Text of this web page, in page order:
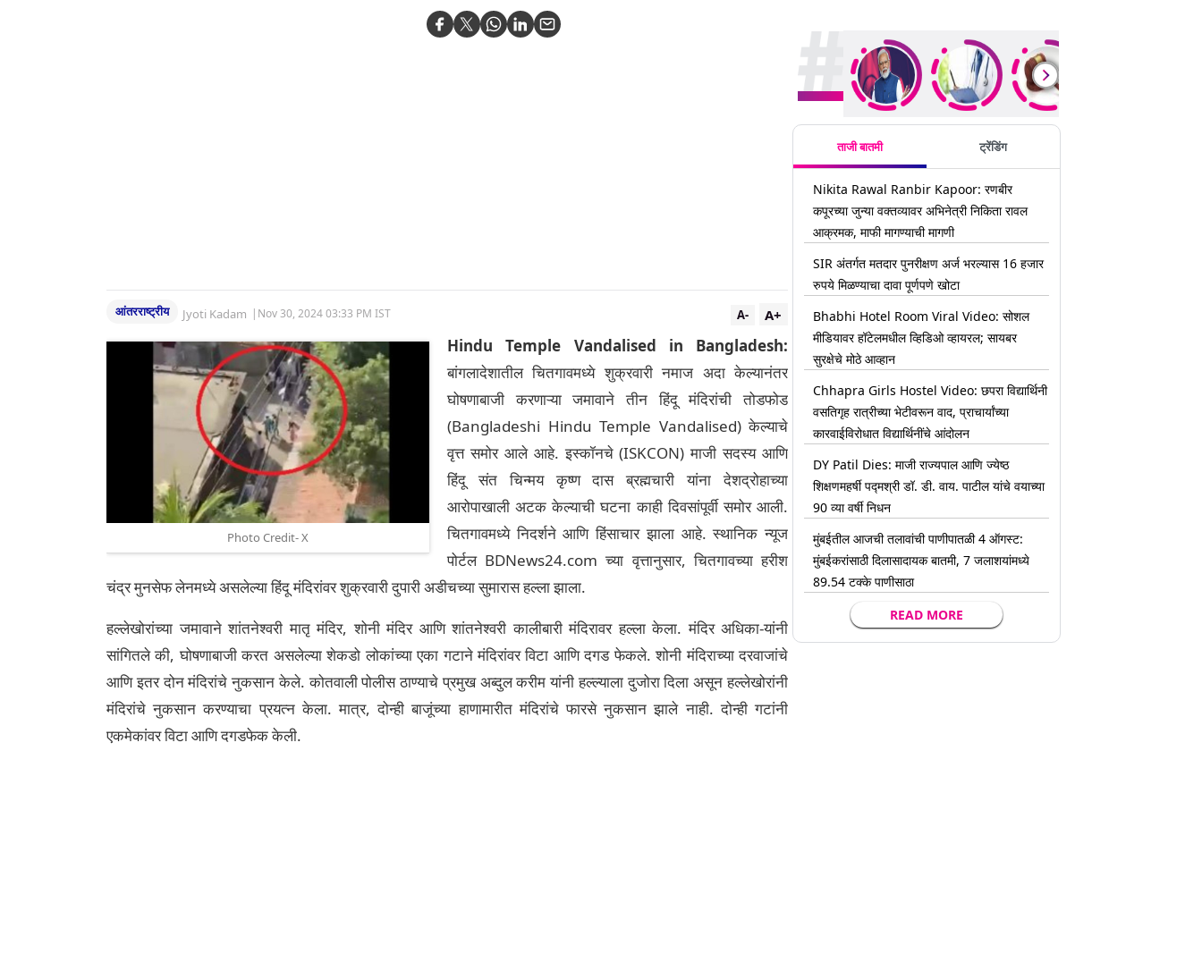
आंतरराष्ट्रीय Jyoti Kadam | Nov 30, 2024 03:33 PM IST A+
A-
Photo Credit- X
Hindu Temple Vandalised in Bangladesh:
बांगलादेशातील चितगावमध्ये शुक्रवारी नमाज अदा केल्यानंतर
घोषणाबाजी करणाऱ्या जमावाने तीन हिंदू मंदिरांची तोडफोड
(Bangladeshi Hindu Temple Vandalised) केल्याचे
वृत्त समोर आले आहे. इस्कॉनचे (ISKCON) माजी सदस्य आणि
हिंदू संत चिन्मय कृष्ण दास ब्रह्मचारी यांना देशद्रोहाच्या
आरोपाखाली अटक केल्याची घटना काही दिवसांपूर्वी समोर आली.
चितगावमध्ये निदर्शने आणि हिंसाचार झाला आहे. स्थानिक न्यूज
पोर्टल BDNews24.com च्या वृत्तानुसार, चितगावच्या हरीश
चंद्र मुनसेफ लेनमध्ये असलेल्या हिंदू मंदिरांवर शुक्रवारी दुपारी अडीचच्या सुमारास हल्ला झाला.
हल्लेखोरांच्या जमावाने शांतनेश्वरी मातृ मंदिर, शोनी मंदिर आणि शांतनेश्वरी कालीबारी मंदिरावर हल्ला केला. मंदिर अधिका-यांनी
सांगितले की, घोषणाबाजी करत असलेल्या शेकडो लोकांच्या एका गटाने मंदिरांवर विटा आणि दगड फेकले. शोनी मंदिराच्या दरवाजांचे
आणि इतर दोन मंदिरांचे नुकसान केले. कोतवाली पोलीस ठाण्याचे प्रमुख अब्दुल करीम यांनी हल्ल्याला दुजोरा दिला असून हल्लेखोरांनी
मंदिरांचे नुकसान करण्याचा प्रयत्न केला. मात्र, दोन्ही बाजूंच्या हाणामारीत मंदिरांचे फारसे नुकसान झाले नाही. दोन्ही गटांनी
एकमेकांवर विटा आणि दगडफेक केली.
ताजी बातमी ट्रेंडिंग
Nikita Rawal Ranbir Kapoor: रणबीर
कपूरच्या जुन्या वक्तव्यावर अभिनेत्री निकिता रावल
आक्रमक, माफी मागण्याची मागणी
SIR अंतर्गत मतदार पुनरीक्षण अर्ज भरल्यास 16 हजार
रुपये मिळण्याचा दावा पूर्णपणे खोटा
Bhabhi Hotel Room Viral Video: सोशल
मीडियावर हॉटेलमधील व्हिडिओ व्हायरल; सायबर
सुरक्षेचे मोठे आव्हान
Chhapra Girls Hostel Video: छपरा विद्यार्थिनी
वसतिगृह रात्रीच्या भेटीवरून वाद, प्राचार्यांच्या
कारवाईविरोधात विद्यार्थिनींचे आंदोलन
DY Patil Dies: माजी राज्यपाल आणि ज्येष्ठ
शिक्षणमहर्षी पद्मश्री डॉ. डी. वाय. पाटील यांचे वयाच्या
90 व्या वर्षी निधन
मुंबईतील आजची तलावांची पाणीपातळी 4 ऑगस्ट:
मुंबईकरांसाठी दिलासादायक बातमी, 7 जलाशयांमध्ये
89.54 टक्के पाणीसाठा
READ MORE